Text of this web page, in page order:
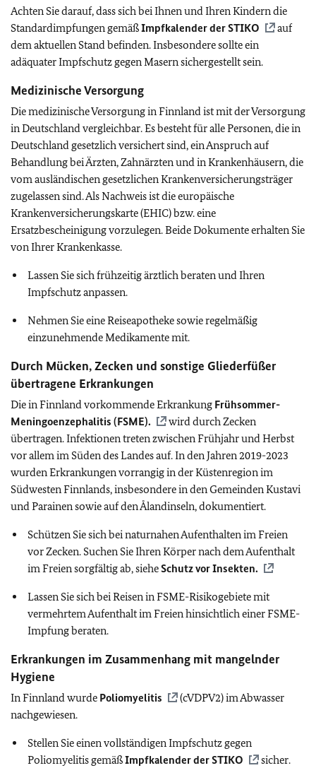
Achten Sie darauf, dass sich bei Ihnen und Ihren Kindern die
Standardimpfungen gemäßImpfkalender derSTIKO
auf
dem aktuellen Stand befinden. Insbesondere sollte ein
adäquater Impfschutz gegen Masern sichergestellt sein.
Medizinische Versorgung
Die medizinische Versorgung in Finnland ist mit der Versorgung
in Deutschland vergleichbar. Es besteht für alle Personen, die in
Deutschland gesetzlich versichert sind, ein Anspruch auf
Behandlung bei Ärzten, Zahnärzten und in Krankenhäusern, die
vom ausländischen gesetzlichen Krankenversicherungsträger
zugelassen sind. Als Nachweis ist die europäische
Krankenversicherungskarte (EHIC) bzw. eine
Ersatzbescheinigung vorzulegen. Beide Dokumente erhalten Sie
von Ihrer Krankenkasse.
Lassen Sie sich frühzeitig ärztlich beraten und Ihren
Impfschutz anpassen.
Nehmen Sie eine Reiseapotheke sowie regelmäßig
einzunehmende Medikamente mit.
Durch Mücken, Zecken und sonstige Gliederfüßer
übertragene Erkrankungen
Die in Finnland vorkommende Erkrankung Frühsommer-
Meningoenzephalitis (FSME).
wird durch Zecken
übertragen. Infektionen treten zwischen Frühjahr und Herbst
vor allem im Süden des Landes auf. In den Jahren 2019-2023
wurden Erkrankungen vorrangig in der Küstenregion im
Südwesten Finnlands, insbesondere in den Gemeinden Kustavi
und Parainen sowie auf den Ålandinseln, dokumentiert.
Schützen Sie sich bei naturnahen Aufenthalten im Freien
vor Zecken. Suchen Sie Ihren Körper nach dem Aufenthalt
im Freien sorgfältig ab, sieheSchutz vor Insekten.
Lassen Sie sich bei Reisen in FSME-Risikogebiete mit
vermehrtem Aufenthalt im Freien hinsichtlich einer FSME-
Impfung beraten.
Erkrankungen im Zusammenhang mit mangelnder
Hygiene
In Finnland wurde Poliomyelitis
(cVDPV2) im Abwasser
nachgewiesen.
Stellen Sie einen vollständigen Impfschutz gegen
Poliomyelitis gemäßImpfkalender derSTIKO sicher.